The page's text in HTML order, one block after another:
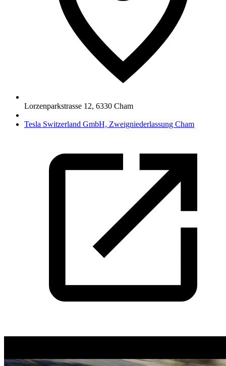
Lorzenparkstrasse 12, 6330 Cham
Tesla Switzerland GmbH, Zweigniederlassung Cham